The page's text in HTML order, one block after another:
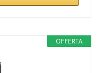
OFFERTA